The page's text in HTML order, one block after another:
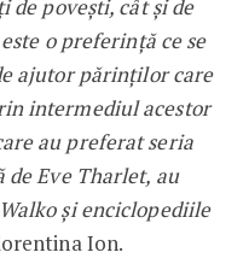
de povești, cât și de
o preferință ce se
ajutor părinților care
intermediul acestor
au preferat seria
Eve Tharlet, au
și enciclopediile
Ion.